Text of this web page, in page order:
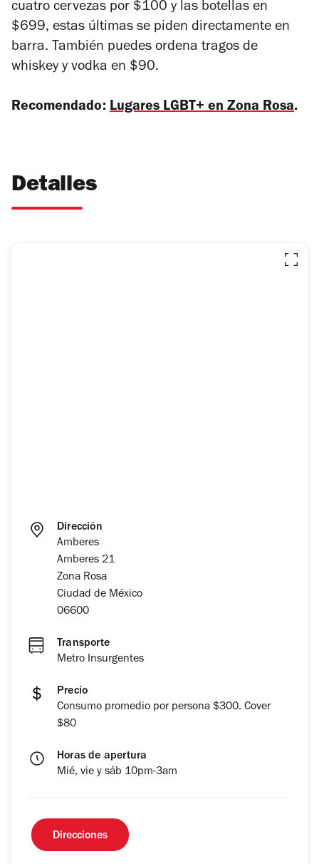
cuatro cervezas por $100 y las botellas en
$699, estas últimas se piden directamente en
barra. También puedes ordena tragos de
whiskey y vodka en $90.
Recomendado: Lugares LGBT+ en Zona Rosa.
Detalles
Dirección
Amberes
Amberes 21
Zona Rosa
Ciudad de México
06600
Transporte
Metro Insurgentes
Precio
Consumo promedio por persona $300. Cover
$80
Horas de apertura
Mié, vie y sáb 10pm-3am
Direcciones